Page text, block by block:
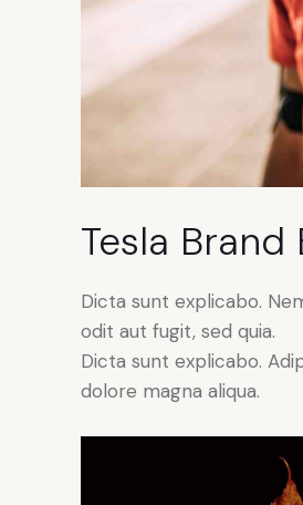
Tesla Brand
Dicta sunt explicabo.
odit aut fugit, sed quia.
Dicta sunt explicabo.
dolore magna aliqua.